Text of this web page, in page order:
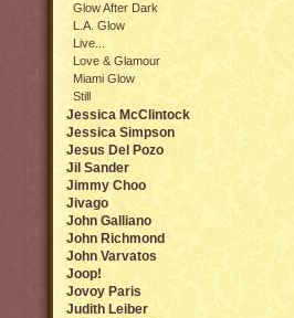
Glow After Dark
L.A. Glow
Live...
Love & Glamour
Miami Glow
Still
Jessica McClintock
Jessica Simpson
Jesus Del Pozo
Jil Sander
Jimmy Choo
Jivago
John Galliano
John Richmond
John Varvatos
Joop!
Jovoy Paris
Judith Leiber